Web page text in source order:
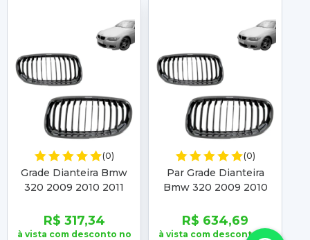
(0)
Grade Dianteira Bmw
320 2009 2010 2011
Cromado
R$ 317,34
à vista com desconto no
(0)
Par Grade Dianteira
Bmw 320 2009 2010
Friso Cromado
R$ 634,69
à vista com desconto no